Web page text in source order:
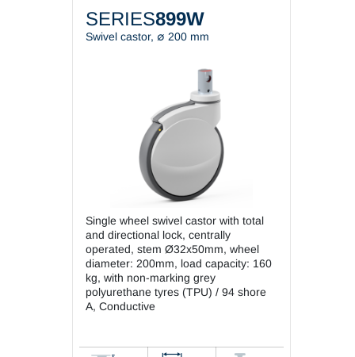
SERIES899W
Swivel castor, ∅ 200 mm
Single wheel swivel castor with total
and directional lock, centrally
operated, stem Ø32x50mm, wheel
diameter: 200mm, load capacity: 160
kg, with non-marking grey
polyurethane tyres (TPU) / 94 shore
A, Conductive